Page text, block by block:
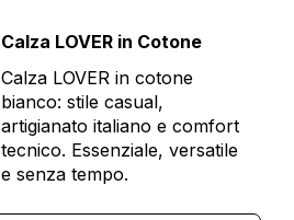
Calza LOVER in Cotone
Calza LOVER in cotone
bianco: stile casual,
artigianato italiano e comfort
tecnico. Essenziale, versatile
e senza tempo.